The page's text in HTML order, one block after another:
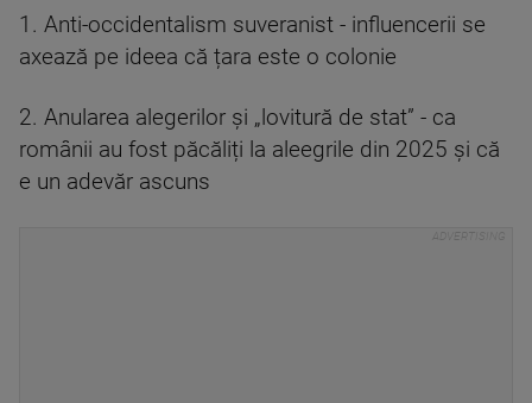
1. Anti-occidentalism suveranist - influencerii se
axează pe ideea că țara este o colonie
2. Anularea alegerilor și „lovitură de stat” - ca
românii au fost păcăliți la aleegrile din 2025 și că
e un adevăr ascuns